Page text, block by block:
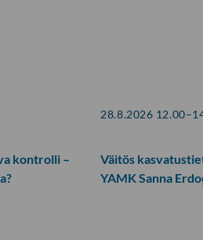
kontrolli –
28.8.2026
Väitös
YAMK Sanna